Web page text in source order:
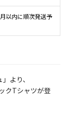
以内に順次発送予
より、
クTシャツが登